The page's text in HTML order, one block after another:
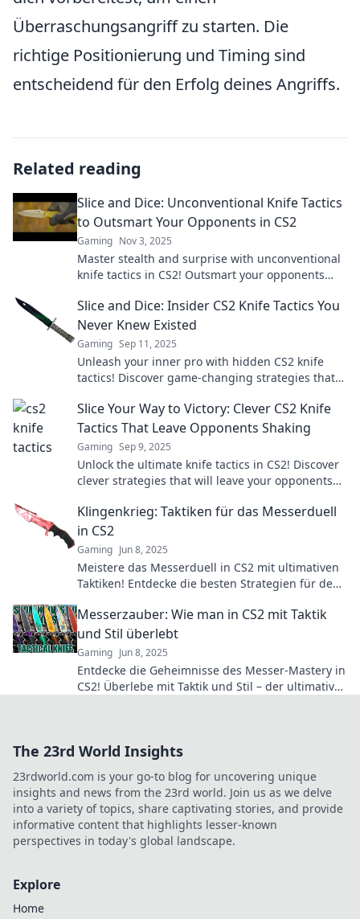
Überraschungsangriff zu starten. Die
richtige Positionierung und Timing sind
entscheidend für den Erfolg deines Angriffs.
Related reading
Slice and Dice: Unconventional Knife Tactics
to Outsmart Your Opponents in CS2
Gaming Nov 3, 2025
Master stealth and surprise with unconventional
knife tactics in CS2! Outsmart your opponents
Slice and Dice: Insider CS2 Knife Tactics You
Never Knew Existed
Gaming Sep 11, 2025
Unleash your inner pro with hidden CS2 knife
tactics! Discover game-changing strategies that
stunned.
Slice Your Way to Victory: Clever CS2 Knife
Tactics That Leave Opponents Shaking
Gaming Sep 9, 2025
Unlock the ultimate knife tactics in CS2! Discover
clever strategies that will leave your opponents
Klingenkrieg: Taktiken für das Messerduell
in CS2
Gaming Jun 8, 2025
Meistere das Messerduell in CS2 mit ultimativen
Taktiken! Entdecke die besten Strategien für den
Messerzauber: Wie man in CS2 mit Taktik
und Stil überlebt
Gaming Jun 8, 2025
Entdecke die Geheimnisse des Messer-Mastery in
CS2! Überlebe mit Taktik und Stil – der ultimative
The 23rd World Insights
23rdworld.com is your go-to blog for uncovering unique
insights and news from the 23rd world. Join us as we delve
into a variety of topics, share captivating stories, and provide
informative content that highlights lesser-known
perspectives in today's global landscape.
Explore
Home